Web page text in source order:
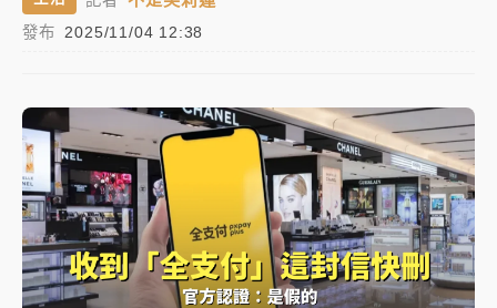
有片｜
白海豚暴風圈逼近！新北淡水赫見龍捲風 榕樹
連根拔起
中颱白海豚風雨來了！中部以北防豪雨 今晚、明天影
響最劇烈
白海豚逼近！北市水門只出不進 未移置車輛最高罰
4800＋拖吊費
發布 2025/11/04 12:38